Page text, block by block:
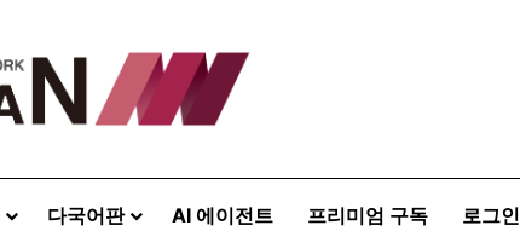
다국어판 AI 에이전트 프리미엄 구독 로그인